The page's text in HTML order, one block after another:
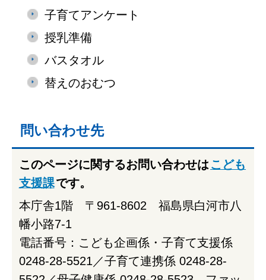
子育てアンケート
授乳準備
バスタオル
替えのおむつ
問い合わせ先
このページに関するお問い合わせは こども
支援課です。
本庁舎1階 〒961-8602 福島県白河市八
幡小路7-1
電話番号：こども企画係・子育て支援係
0248-28-5521／子育て連携係 0248-28-